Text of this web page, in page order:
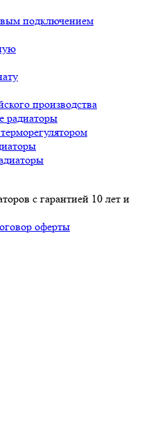
подключением
производства
радиаторы
с гарантией 10 лет и
оферты